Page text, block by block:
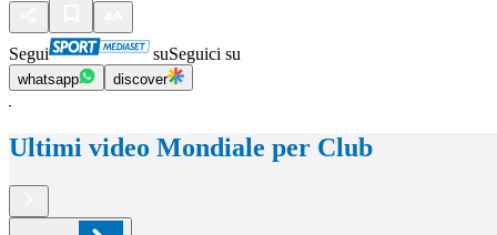
Segui suSeguici su
whatsapp discover
Ultimi video Mondiale per Club